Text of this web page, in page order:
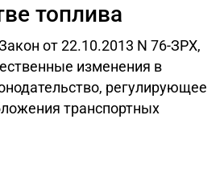
топлива
от 22.10.2013 N 76-ЗРХ,
изменения в
регулирующее
транспортных